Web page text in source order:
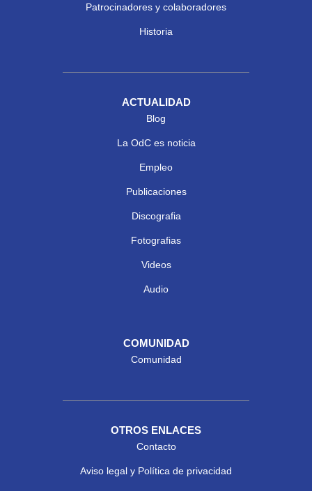
Patrocinadores y colaboradores
Historia
ACTUALIDAD
Blog
La OdC es noticia
Empleo
Publicaciones
Discografia
Fotografias
Videos
Audio
COMUNIDAD
Comunidad
OTROS ENLACES
Contacto
Aviso legal y Política de privacidad